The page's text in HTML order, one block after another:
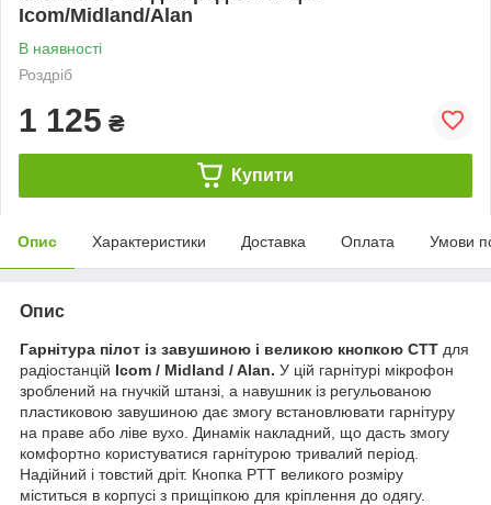
Icom/Midland/Alan
В наявності
Роздріб
1 125 ₴
Купити
Опис Характеристики Доставка Оплата Умови
Опис
Гарнітура пілот із завушиною і великою кнопкою СТТ для
радіостанцій Icom / Midland / Alan. У цій гарнітурі мікрофон
зроблений на гнучкій штанзі, а навушник із регульованою
пластиковою завушиною дає змогу встановлювати гарнітуру
на праве або ліве вухо. Динамік накладний, що дасть змогу
комфортно користуватися гарнітурою тривалий період.
Надійний і товстий дріт. Кнопка PTT великого розміру
міститься в корпусі з прищіпкою для кріплення до одягу.